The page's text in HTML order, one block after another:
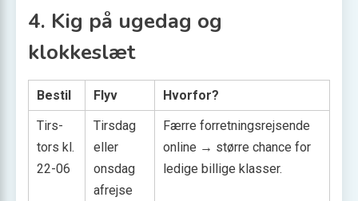
4. Kig på ugedag og
klokkeslæt
Bestil Flyv
Hvorfor?
Tirs-
tors kl.
22-06
Tirsdag
eller
onsdag
afrejse
Færre forretnings­rejsende
online → større chance for
ledige billige klasser.